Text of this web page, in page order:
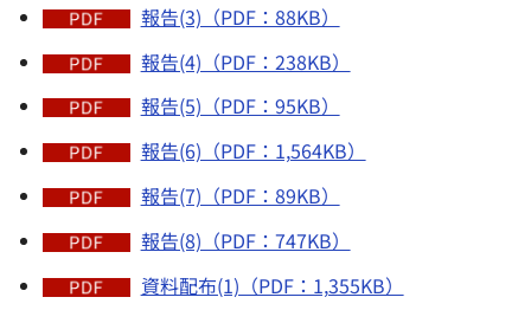
報告(3)（PDF：88KB）
報告(4)（PDF：238KB）
報告(5)（PDF：95KB）
報告(6)（PDF：1,564KB）
報告(7)（PDF：89KB）
報告(8)（PDF：747KB）
資料配布(1)（PDF：1,355KB）